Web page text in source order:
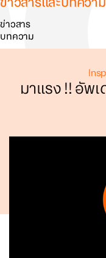
ค้นหา
ข่าวสาร
บทความ
มาแรง !! อัพ